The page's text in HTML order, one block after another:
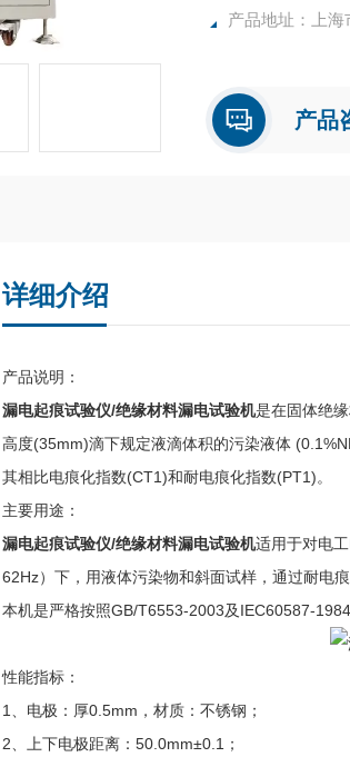
产品地址：上海
产品
详细介绍
产品说明：
漏电起痕试验仪/绝缘材料漏电试验机是在固体绝
高度(35mm)滴下规定液滴体积的污染液体
其相比电痕化指数(CT1)和耐电痕化指数(PT1)。
主要用途：
漏电起痕试验仪/绝缘材料漏电试验机适用于对电
62Hz）下，用液体污染物和斜面试样，通过耐电
本机是严格按照GB/T6553-2003及IEC60587-1984
性能指标：
1、电极：厚0.5mm，材质：不锈钢；
2、上下电极距离：50.0mm±0.1；